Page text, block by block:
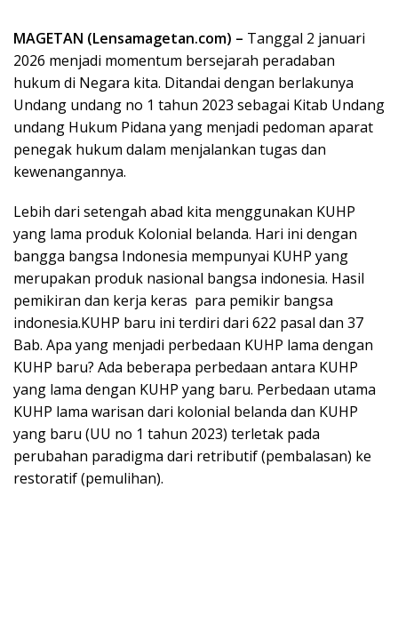
MAGETAN (Lensamagetan.com) – Tanggal 2 januari
2026 menjadi momentum bersejarah peradaban
hukum di Negara kita. Ditandai dengan berlakunya
Undang undang no 1 tahun 2023 sebagai Kitab Undang
undang Hukum Pidana yang menjadi pedoman aparat
penegak hukum dalam menjalankan tugas dan
kewenangannya.
Lebih dari setengah abad kita menggunakan KUHP
yang lama produk Kolonial belanda. Hari ini dengan
bangga bangsa Indonesia mempunyai KUHP yang
merupakan produk nasional bangsa indonesia. Hasil
pemikiran dan kerja keras para pemikir bangsa
indonesia.KUHP baru ini terdiri dari 622 pasal dan 37
Bab. Apa yang menjadi perbedaan KUHP lama dengan
KUHP baru? Ada beberapa perbedaan antara KUHP
yang lama dengan KUHP yang baru. Perbedaan utama
KUHP lama warisan dari kolonial belanda dan KUHP
yang baru (UU no 1 tahun 2023) terletak pada
perubahan paradigma dari retributif (pembalasan) ke
restoratif (pemulihan).